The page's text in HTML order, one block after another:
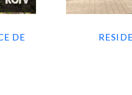
DE